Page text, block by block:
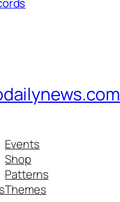
Events
Shop
Patterns
Themes